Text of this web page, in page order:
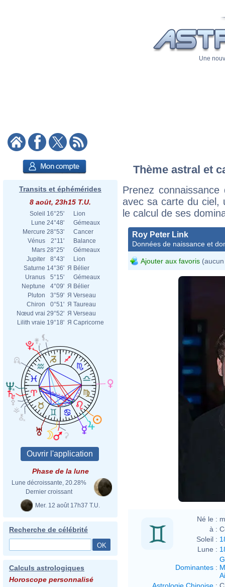
Une
Transits et éphémérides
8 août, 23h15 T.U.
Soleil 16°25'
Lion
Lune 24°48'
Gémeaux
Mercure 28°53'
Cancer
Vénus
2°11'
Balance
Mars 28°25'
Gémeaux
Jupiter
8°43'
Lion
Saturne 14°36' Я Bélier
Uranus
5°15'
Gémeaux
Neptune
4°09' Я Bélier
Pluton
3°59' Я Verseau
Chiron
0°51' Я Taureau
Nœud vrai 29°52' Я Verseau
Lilith vraie 19°18' Я Capricorne
Phase de la lune
Lune décroissante, 20.28%
Dernier croissant
Mer. 12 août 17h37 T.U.
Recherche de célébrité
Calculs astrologiques
Horoscope personnalisé
Thème astral et
Prenez
avec sa carte du ciel,
le calcul de ses
Roy Peter Link
Données de naissance et
Ajouter aux favoris
Né le :
à :
Soleil :
Lune :
Dominantes :
Astrologie Chinoise :